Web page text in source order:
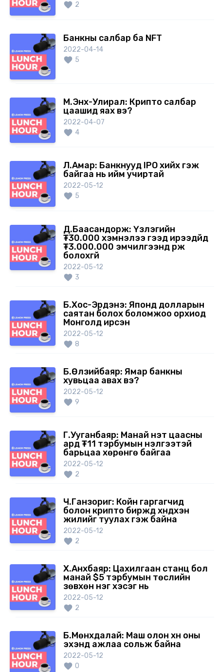
2
Банкны салбар ба NFT
2022-04-14
5
М.Энх-Улирал: Крипто салбар
цаашид яах вэ?
2022-04-07
4
Л.Амар: Банкнууд IPO хийх гэж
байгаа нь ийм учиртай
2022-05-12
5
Д.Баасандорж: Үзлэгийн
₮30.000 хэмнэлээ гээд ирээдүйд
₮3.000.000 эмчилгээнд үрж
болохгүй
2022-05-12
3
Б.Хос-Эрдэнэ: Японд долларын
саятан болох боломжоо орхиод
Монголд ирсэн
2022-05-12
8
Б.Өлзийбаяр: Ямар банкны
хувьцаа авах вэ?
2022-05-12
9
Г.Ууганбаяр: Манай үнэт цаасны
ард ₮11 тэрбумын үнэлгээтэй
барьцаа хөрөнгө байгаа
2022-05-12
2
Ч.Ганзориг: Койн гаргагчид
болон крипто биржүүд хүндхэн
жилийг туулах гэж байна
2022-05-12
2
Х.Анхбаяр: Цахилгаан станц бол
манай $5 тэрбумын төслийн
зөвхөн нэг хэсэг нь
2022-05-12
2
Б.Мөнхдалай: Маш олон хүн оны
эхэнд ажлаа сольж байна
2022-05-12
0